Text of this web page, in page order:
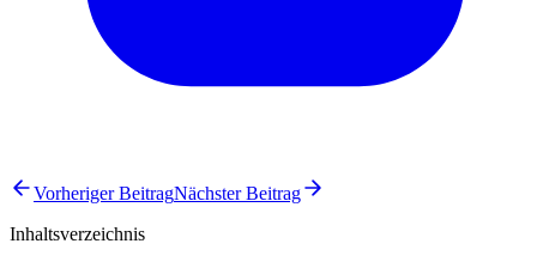
Vorheriger BeitragNächster Beitrag
Inhaltsverzeichnis